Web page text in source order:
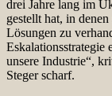
drei Jahre lang im
gestellt hat, in
Lösungen zu
Eskalationsstrategie
unsere Industrie“,
Steger scharf.